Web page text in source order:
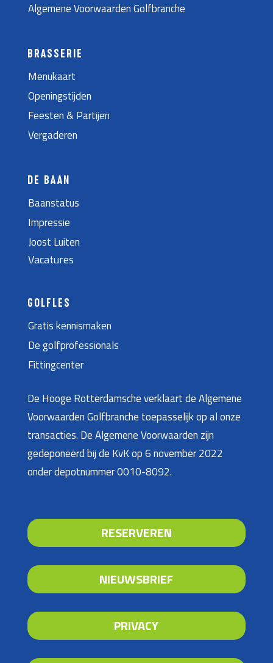
Algemene Voorwaarden Golfbranche
BRASSERIE
Menukaart
Openingstijden
Feesten & Partijen
Vergaderen
DE BAAN
Baanstatus
Impressie
Joost Luiten
Vacatures
GOLFLES
Gratis kennismaken
De golfprofessionals
Fittingcenter
De Hooge Rotterdamsche verklaart de Algemene
Voorwaarden Golfbranche toepasselijk op al onze
transacties. De Algemene Voorwaarden zijn
gedeponeerd bij de KvK op 6 november 2022
onder depotnummer 0010-8092.
RESERVEREN
NIEUWSBRIEF
PRIVACY